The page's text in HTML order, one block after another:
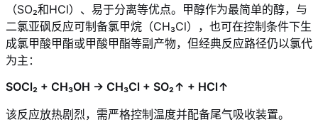
（SO₂和HCl）、易于分离等优点。甲醇作为最简单的醇，与
二氯亚砜反应可制备氯甲烷（CH₃Cl），也可在控制条件下生
成氯甲酸甲酯或甲酸甲酯等副产物，但经典反应路径仍以氯代
为主：
SOCl₂ + CH₃OH → CH₃Cl + SO₂↑ + HCl↑
该反应放热剧烈，需严格控制温度并配备尾气吸收装置。